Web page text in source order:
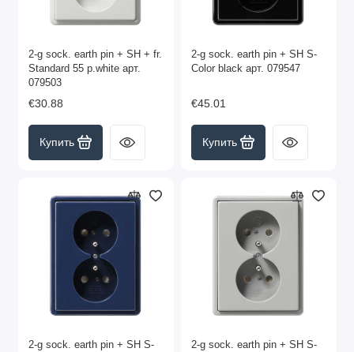
2-g sock. earth pin + SH + fr.
Standard 55 p.white арт.
079503
€30.88
Купить
2-g sock. earth pin + SH S-
Color black арт. 079547
€45.01
Купить
2-g sock. earth pin + SH S-
2-g sock. earth pin + SH S-